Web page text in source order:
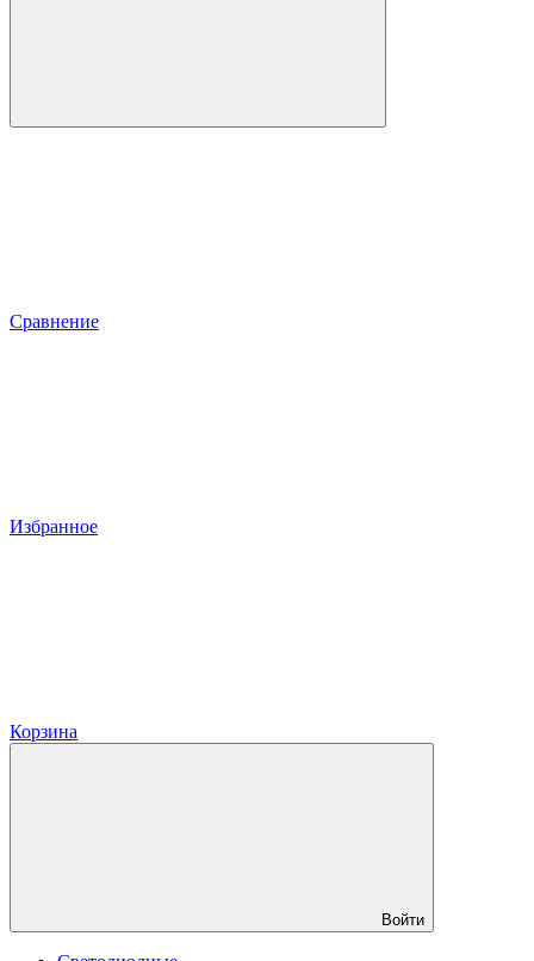
Сравнение
Избранное
Корзина
Войти